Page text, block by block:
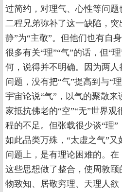
过简约，对理气、心性等问题
二程兄弟弥补了这一缺陷，
静”为“主敬”。但他们也有自
很多有关“理”“气”的话，但“
何，说得并不明确。因为两人
问题，没有把“气”提高到与“
宇宙论说“气”，以气的聚散
家抵抗佛老的“空”“无”世界
程的不足。但张载很少谈“理
如此品类万殊，“太虚之气”又
问题上，是有理论困难的。
这些思想做了整合，使周敦
物致知、居敬穷理、天理人